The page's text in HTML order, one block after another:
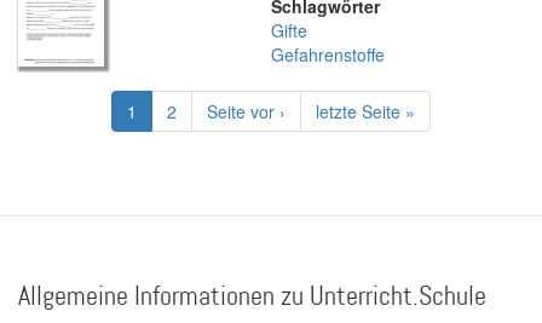
Schlagwörter
Gifte
Gefahrenstoffe
Seitennummerierung
Aktuelle
Seite
1 Page
2
Nächste
Seite
Seite vor ›
Letzte
Seite
letzte Seite »
Allgemeine Informationen zu Unterricht.Schule